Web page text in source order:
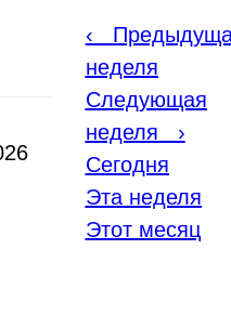
‹
неделя
Следующая
неделя ›
Сегодня
Эта неделя
Этот месяц